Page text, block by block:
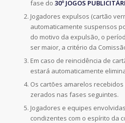
fase do 30º JOGOS
Jogadores expulsos (cartão
automaticamente suspensos
do motivo da expulsão, o
ser maior, a critério da
Em caso de reincidência de
estará automaticamente
Os cartões amarelos
zerados nas fases seguintes.
Jogadores e equipes
condizentes com o espírito da